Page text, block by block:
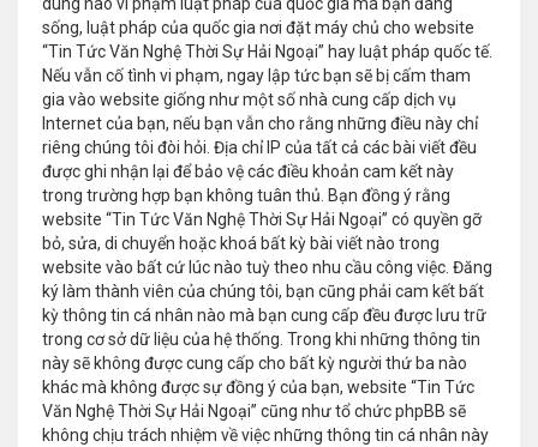
sống, luật pháp của quốc gia nơi đặt máy chủ cho website
“Tin Tức Văn Nghệ Thời Sự Hải Ngoại” hay luật pháp quốc tế.
Nếu vẫn cố tình vi phạm, ngay lập tức bạn sẽ bị cấm tham
gia vào website giống như một số nhà cung cấp dịch vụ
Internet của bạn, nếu bạn vẫn cho rằng những điều này chỉ
riêng chúng tôi đòi hỏi. Địa chỉ IP của tất cả các bài viết đều
được ghi nhận lại để bảo vệ các điều khoản cam kết này
trong trường hợp bạn không tuân thủ. Bạn đồng ý rằng
website “Tin Tức Văn Nghệ Thời Sự Hải Ngoại” có quyền gỡ
bỏ, sửa, di chuyển hoặc khoá bất kỳ bài viết nào trong
website vào bất cứ lúc nào tuỳ theo nhu cầu công việc. Đăng
ký làm thành viên của chúng tôi, bạn cũng phải cam kết bất
kỳ thông tin cá nhân nào mà bạn cung cấp đều được lưu trữ
trong cơ sở dữ liệu của hệ thống. Trong khi những thông tin
này sẽ không được cung cấp cho bất kỳ người thứ ba nào
khác mà không được sự đồng ý của bạn, website “Tin Tức
Văn Nghệ Thời Sự Hải Ngoại” cũng như tổ chức phpBB sẽ
không chịu trách nhiệm về việc những thông tin cá nhân này